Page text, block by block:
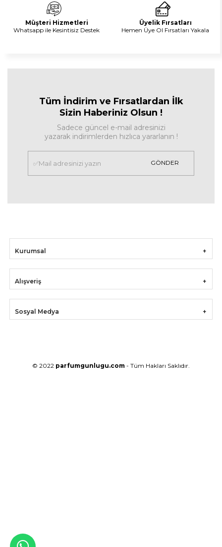
Müşteri Hizmetleri
Whatsapp ile Kesintisiz Destek
Üyelik Fırsatları
Hemen Üye Ol Fırsatları Yakala
Tüm İndirim ve Fırsatlardan İlk
Sizin Haberiniz Olsun !
Sadece güncel e-mail adresinizi
yazarak indirimlerden hızlıca yararlanın !
GÖNDER
Kurumsal
Alışveriş
Sosyal Medya
© 2022 parfumgunlugu.com - Tüm Hakları Saklıdır.